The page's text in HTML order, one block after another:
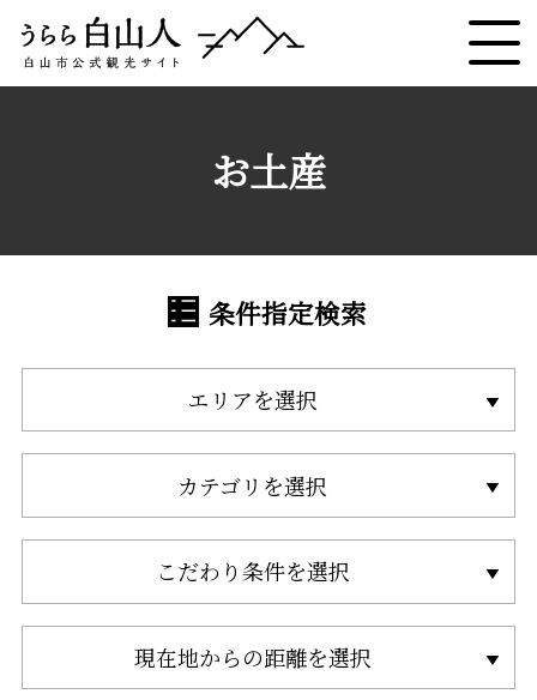
お土産
条件指定検索
エリアを選択
カテゴリを選択
こだわり条件を選択
現在地からの距離を選択